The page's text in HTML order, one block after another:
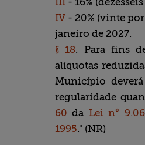
IV - 20% (vinte
janeiro de 2027.
§ 18. Para fins
alíquotas
Município
regularidade
60 da Lei n°
1995." (NR)